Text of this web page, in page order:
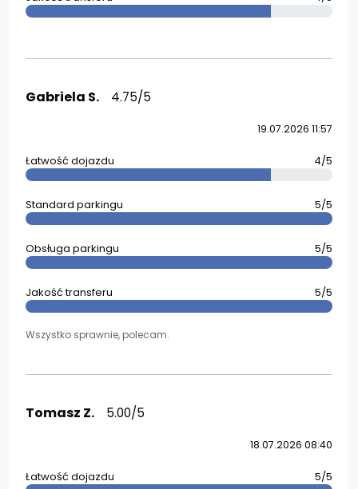
Gabriela S. 4.75/5
19.07.2026 11:57
Łatwość dojazdu 4/5
Standard parkingu 5/5
Obsługa parkingu 5/5
Jakość transferu 5/5
Wszystko sprawnie, polecam.
Tomasz Z. 5.00/5
18.07.2026 08:40
Łatwość dojazdu 5/5